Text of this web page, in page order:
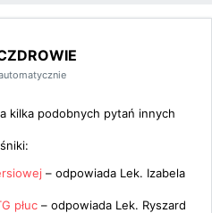
kilka podobnych pytań innych
– odpowiada Lek. Izabela
płuc – odpowiada Lek. Ryszard